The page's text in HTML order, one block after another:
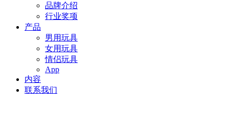
品牌介绍
行业奖项
产品
男用玩具
女用玩具
情侣玩具
App
内容
联系我们